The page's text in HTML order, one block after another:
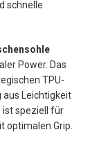
schnelle
Power. Das
TPU-
aus Leichtigkeit
ist speziell für
optimalen Grip.